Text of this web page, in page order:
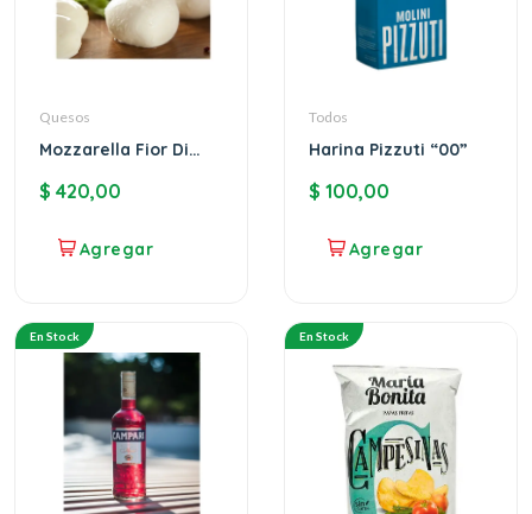
Quesos
Mozzarella Fior Di
$ 420,00
Todos
Harina Pizzuti “00”
$ 100,00
En Stock En Stock